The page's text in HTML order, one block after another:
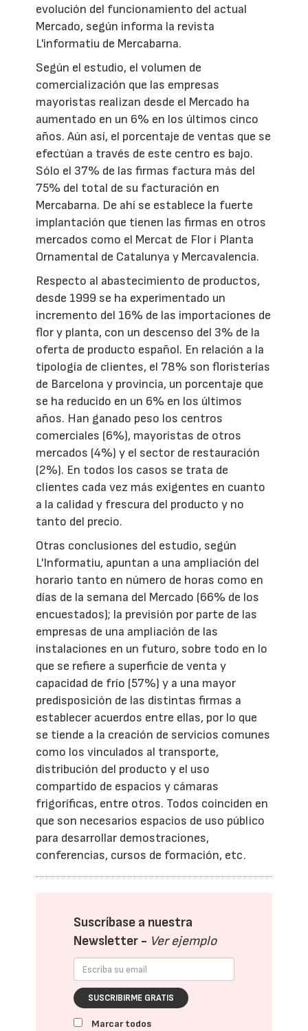
evolución del funcionamiento del actual
Mercado, según informa la revista
L'informatiu de Mercabarna.
Según el estudio, el volumen de
comercialización que las empresas
mayoristas realizan desde el Mercado ha
aumentado en un 6% en los últimos cinco
años. Aún así, el porcentaje de ventas que se
efectúan a través de este centro es bajo.
Sólo el 37% de las firmas factura más del
75% del total de su facturación en
Mercabarna. De ahí se establece la fuerte
implantación que tienen las firmas en otros
mercados como el Mercat de Flor i Planta
Ornamental de Catalunya y Mercavalencia.
Respecto al abastecimiento de productos,
desde 1999 se ha experimentado un
incremento del 16% de las importaciones de
flor y planta, con un descenso del 3% de la
oferta de producto español. En relación a la
tipología de clientes, el 78% son floristerías
de Barcelona y provincia, un porcentaje que
se ha reducido en un 6% en los últimos
años. Han ganado peso los centros
comerciales (6%), mayoristas de otros
mercados (4%) y el sector de restauración
(2%). En todos los casos se trata de
clientes cada vez más exigentes en cuanto
a la calidad y frescura del producto y no
tanto del precio.
Otras conclusiones del estudio, según
L'Informatiu, apuntan a una ampliación del
horario tanto en número de horas como en
días de la semana del Mercado (66% de los
encuestados); la previsión por parte de las
empresas de una ampliación de las
instalaciones en un futuro, sobre todo en lo
que se refiere a superficie de venta y
capacidad de frío (57%) y a una mayor
predisposición de las distintas firmas a
establecer acuerdos entre ellas, por lo que
se tiende a la creación de servicios comunes
como los vinculados al transporte,
distribución del producto y el uso
compartido de espacios y cámaras
frigoríficas, entre otros. Todos coinciden en
que son necesarios espacios de uso público
para desarrollar demostraciones,
conferencias, cursos de formación, etc.
Suscríbase a nuestra
Newsletter - Ver ejemplo
SUSCRIBIRME GRATIS
Marcar todos